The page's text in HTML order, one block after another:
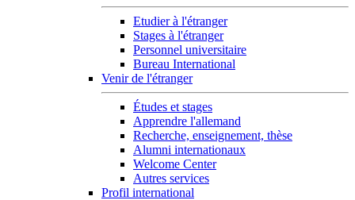
Etudier à l'étranger
Stages à l'étranger
Personnel universitaire
Bureau International
Venir de l'étranger
Études et stages
Apprendre l'allemand
Recherche, enseignement, thèse
Alumni internationaux
Welcome Center
Autres services
Profil international